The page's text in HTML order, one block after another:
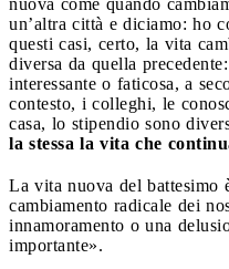
un’altra città e diciamo: ho
questi casi, certo, la vita
diversa da quella
interessante o faticosa, a
contesto, i colleghi, le
casa, lo stipendio sono
la stessa la vita che
La vita nuova del battesimo
cambiamento radicale dei
innamoramento o una
importante».